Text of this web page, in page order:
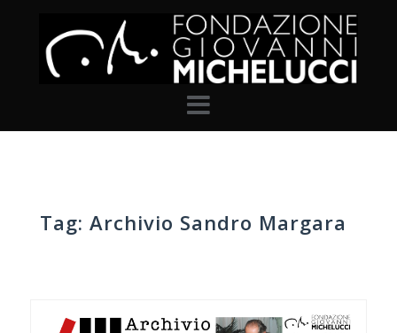
Tag: Archivio Sandro Margara